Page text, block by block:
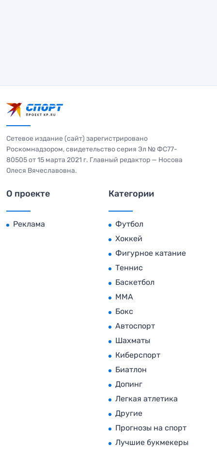
Сетевое издание (сайт) зарегистрировано
Роскомнадзором, свидетельство серия Эл № ФС77-
80505 от 15 марта 2021 г. Главный редактор — Носова
Олеся Вячеславовна.
О проекте
Реклама
Категории
Футбол
Хоккей
Фигурное катание
Теннис
Баскетбол
MMA
Бокс
Автоспорт
Шахматы
Киберспорт
Биатлон
Допинг
Легкая атлетика
Другие
Прогнозы на спорт
Лучшие букмекеры